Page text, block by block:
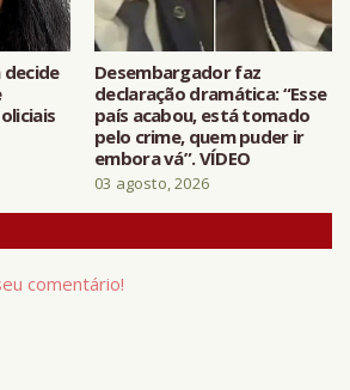
decide
Desembargador faz
declaração dramática: “Esse
país acabou, está tomado
pelo crime, quem puder ir
embora vá”. VÍDEO
03 agosto, 2026
comentário!